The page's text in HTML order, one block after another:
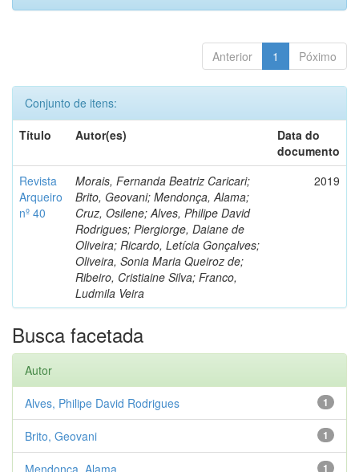
Anterior 1 Póximo
Conjunto de itens:
Título
Autor(es)
Data do
documento
Revista
Arqueiro
nº 40
Morais, Fernanda Beatriz Caricari;
Brito, Geovani; Mendonça, Alama;
Cruz, Osilene; Alves, Philipe David
Rodrigues; Piergiorge, Daiane de
Oliveira; Ricardo, Letícia Gonçalves;
Oliveira, Sonia Maria Queiroz de;
Ribeiro, Cristiaine Silva; Franco,
Ludmila Veira
2019
Busca facetada
Autor
1
Alves, Philipe David Rodrigues
1
Brito, Geovani
1
Mendonça, Alama